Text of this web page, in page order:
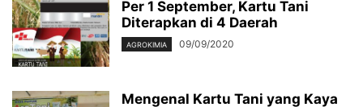
Per 1 September, Kartu Tani
Diterapkan di 4 Daerah
AGROKIMIA 09/09/2020
Mengenal Kartu Tani yang Kaya